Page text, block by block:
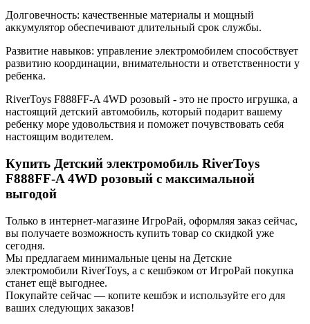
Долговечность: качественные материалы и мощный
аккумулятор обеспечивают длительный срок службы.
Развитие навыков: управление электромобилем способствует
развитию координации, внимательности и ответственности у
ребенка.
RiverToys F888FF-A 4WD розовый - это не просто игрушка, а
настоящий детский автомобиль, который подарит вашему
ребенку море удовольствия и поможет почувствовать себя
настоящим водителем.
Купить Детский электромобиль RiverToys
F888FF-A 4WD розовый с максимальной
выгодой
Только в интернет-магазине ИгроРай, оформляя заказ сейчас,
вы получаете возможность купить товар со скидкой уже
сегодня.
Мы предлагаем минимальные цены на Детские
электромобили RiverToys, а с кешбэком от ИгроРай покупка
станет ещё выгоднее.
Покупайте сейчас — копите кешбэк и используйте его для
ваших следующих заказов!